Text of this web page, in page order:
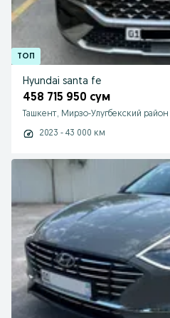
Hyundai santa fe
458 715 950 сум
Ташкент, Мирзо-Улугбекский район
2023 - 43 000 км